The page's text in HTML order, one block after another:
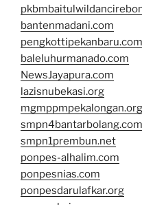
bantenmadani.com
pengkottipekanbaru.com
baleluhurmanado.com
NewsJayapura.com
lazisnubekasi.org
mgmppmpekalongan.org
smpn4bantarbolang.com
smpn1prembun.net
ponpes-alhalim.com
ponpesnias.com
ponpesdarulafkar.org